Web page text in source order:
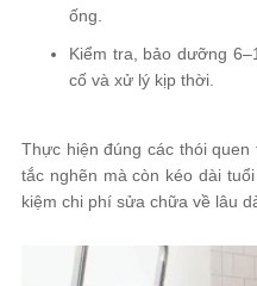
ống.
Kiểm tra, bảo dưỡng
cố và xử lý kịp thời.
Thực hiện đúng các thói
tắc nghẽn mà còn kéo dài
kiệm chi phí sửa chữa về lâu